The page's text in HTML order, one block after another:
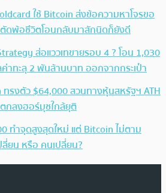
ใช้ Bitcoin ส่งข้อความหาโจรขอ
ดพ้อชีวิตโอนกลับมาสักนิดก็ยังดี
ส่อแววเทขายรอบ 4 ? โอน 1,030
ค่าทะลุ 2 พันล้านบาท ออกจากกระเป๋า
รงตัว $64,000 สวนทางหุ้นสหรัฐฯ ATH
กลงฮอร์มุซใกล้ยุติ
ทำจุดสูงสุดใหม่ แต่ Bitcoin ไม่ตาม
ลี่ยน หรือ คนเปลี่ยน?